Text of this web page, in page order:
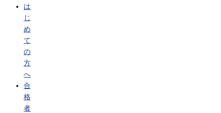
は
じ
め
て
の
方
へ
合
格
者